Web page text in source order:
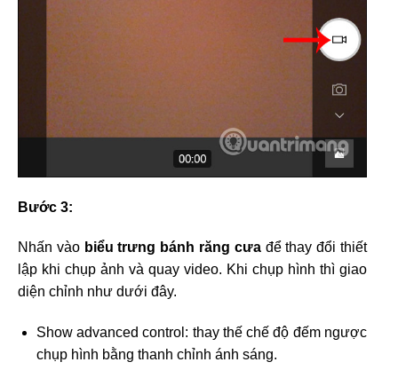
Bước 3:
Nhấn vào biểu trưng bánh răng cưa để thay đổi thiết
lập khi chụp ảnh và quay video. Khi chụp hình thì giao
diện chỉnh như dưới đây.
Show advanced control: thay thế chế độ đếm ngược
chụp hình bằng thanh chỉnh ánh sáng.